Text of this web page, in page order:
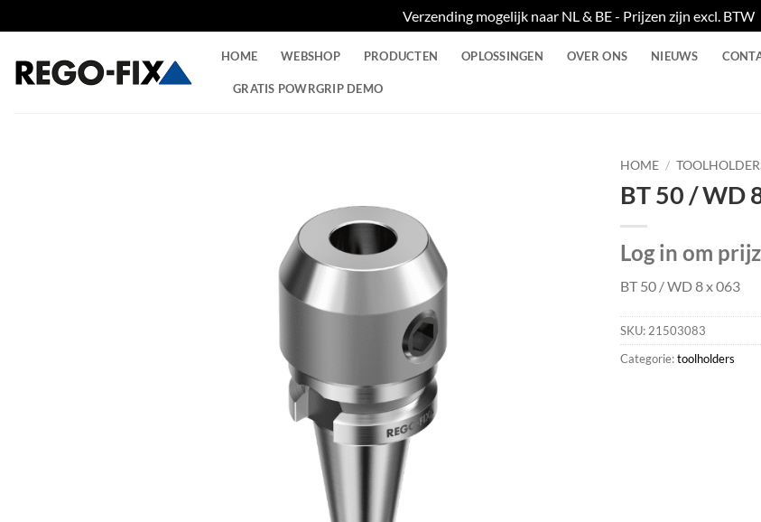
Verzending mogelijk naar NL & BE - Prijzen zijn excl. BTW
naar
inhoud
HOME WEBSHOP PRODUCTEN OPLOSSINGEN OVER ONS NIEUWS
GRATIS POWRGRIP DEMO
HOME /
BT 50 / WD
Log in om
BT 50 / WD 8 x 063
SKU: 21503083
Categorie:toolholders